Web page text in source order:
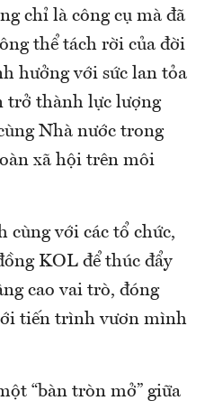
chỉ là công cụ mà đã
thể tách rời của đời
hưởng với sức lan tỏa
trở thành lực lượng
Nhà nước trong
xã hội trên môi
cùng với các tổ chức,
KOL để thúc đẩy
cao vai trò, đóng
tiến trình vươn mình
“bàn tròn mở” giữa